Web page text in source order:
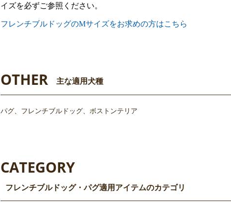
イズを必ずご参照ください。
フレンチブルドッグのMサイズをお求めの方はこちら
OTHER 主な適用犬種
パグ、フレンチブルドッグ、ボストンテリア
CATEGORY
フレンチブルドッグ・パグ適用アイテムのカテゴリ